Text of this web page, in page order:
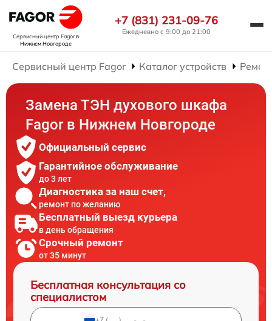
Сервисный центр Fagorв
Нижнем Новгороде
+7 (831) 231-09-76
Ежедневно с 9:00 до 21:00
Сервисный центр Fagor Каталог устройств
Замена ТЭН духового шкафа
Fagor в Нижнем Новгороде
Официальный сервис
Гарантийное обслуживание
до 3 лет
Диагностика за наш счет,
ремонт по желанию
Бесплатный выезд курьера
в день обращения
Срочный ремонт
от 35 минут
Бесплатная консультация со
специалистом